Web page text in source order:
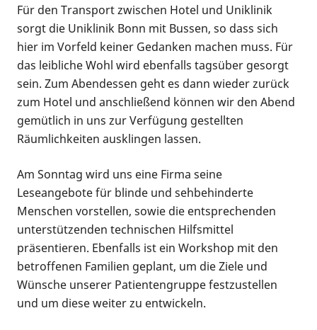
Für den Transport zwischen Hotel und Uniklinik
sorgt die Uniklinik Bonn mit Bussen, so dass sich
hier im Vorfeld keiner Gedanken machen muss. Für
das leibliche Wohl wird ebenfalls tagsüber gesorgt
sein. Zum Abendessen geht es dann wieder zurück
zum Hotel und anschließend können wir den Abend
gemütlich in uns zur Verfügung gestellten
Räumlichkeiten ausklingen lassen.
Am Sonntag wird uns eine Firma seine
Leseangebote für blinde und sehbehinderte
Menschen vorstellen, sowie die entsprechenden
unterstützenden technischen Hilfsmittel
präsentieren. Ebenfalls ist ein Workshop mit den
betroffenen Familien geplant, um die Ziele und
Wünsche unserer Patientengruppe festzustellen
und um diese weiter zu entwickeln.